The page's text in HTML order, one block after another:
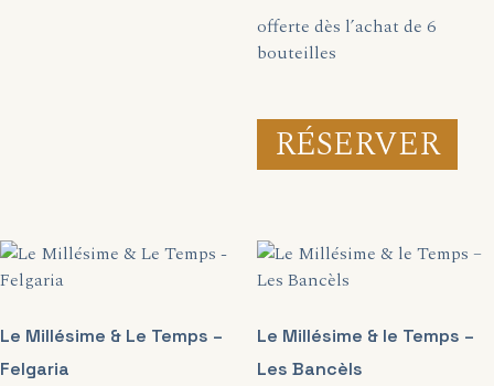
offerte dès l’achat de 6
bouteilles
RÉSERVER
Le Millésime & Le Temps –
Felgaria
Le Millésime & le Temps –
Les Bancèls